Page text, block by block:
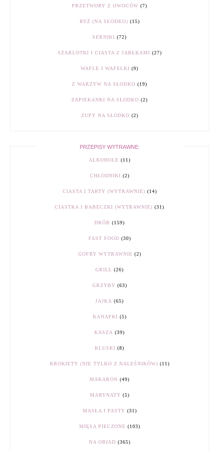
PRZETWORY Z OWOCÓW (7)
RYŻ (NA SŁODKO) (15)
SERNIKI (72)
SZARLOTKI I CIASTA Z JABŁKAMI (27)
WAFLE I WAFELKI (9)
Z WARZYW NA SŁODKO (19)
ZAPIEKANKI NA SŁODKO (2)
ZUPY NA SŁODKO (2)
PRZEPISY WYTRAWNE:
ALKOHOLE (11)
CHŁODNIKI (2)
CIASTA I TARTY (WYTRAWNIE) (14)
CIASTKA I BABECZKI (WYTRAWNIE) (31)
DRÓB (159)
FAST FOOD (30)
GOFRY WYTRAWNIE (2)
GRILL (26)
GRZYBY (63)
JAJKA (65)
KANAPKI (5)
KASZA (39)
KLUSKI (8)
KROKIETY (NIE TYLKO Z NALEŚNIKÓW) (11)
MAKARON (49)
MARYNATY (5)
MASŁA I PASTY (31)
MIĘSA PIECZONE (103)
NA OBIAD (365)